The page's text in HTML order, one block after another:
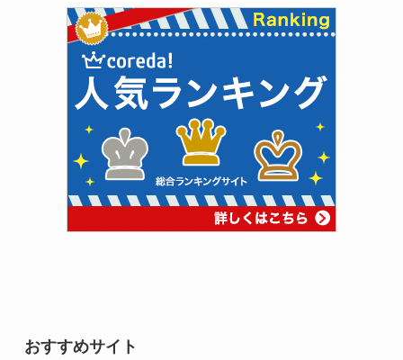
おすすめサイト